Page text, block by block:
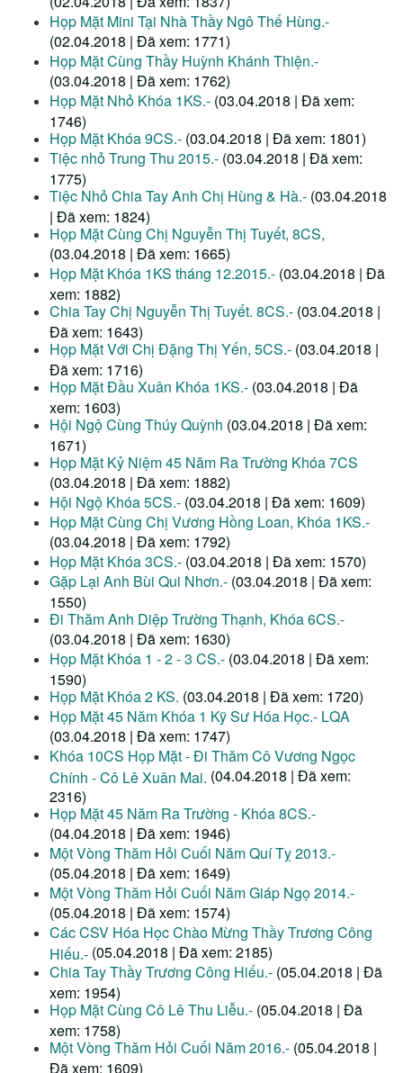
Họp Mặt Mini Tại Nhà Thầy Ngô Thế Hùng.-
(02.04.2018 | Đã xem: 1771)
Họp Mặt Cùng Thầy Huỳnh Khánh Thiện.-
(03.04.2018 | Đã xem: 1762)
Họp Mặt Nhỏ Khóa 1KS.- (03.04.2018 | Đã xem:
1746)
Họp Mặt Khóa 9CS.- (03.04.2018 | Đã xem: 1801)
Tiệc nhỏ Trung Thu 2015.- (03.04.2018 | Đã xem:
1775)
Tiệc Nhỏ Chia Tay Anh Chị Hùng & Hà.- (03.04.2018
| Đã xem: 1824)
Họp Mặt Cùng Chị Nguyễn Thị Tuyết, 8CS,
(03.04.2018 | Đã xem: 1665)
Họp Mặt Khóa 1KS tháng 12.2015.- (03.04.2018 | Đã
xem: 1882)
Chia Tay Chị Nguyễn Thị Tuyết. 8CS.- (03.04.2018 |
Đã xem: 1643)
Họp Mặt Với Chị Đặng Thị Yến, 5CS.- (03.04.2018 |
Đã xem: 1716)
Họp Mặt Đầu Xuân Khóa 1KS.- (03.04.2018 | Đã
xem: 1603)
Hội Ngộ Cùng Thúy Quỳnh (03.04.2018 | Đã xem:
1671)
Họp Mặt Kỷ Niệm 45 Năm Ra Trường Khóa 7CS
(03.04.2018 | Đã xem: 1882)
Hội Ngộ Khóa 5CS.- (03.04.2018 | Đã xem: 1609)
Họp Mặt Cùng Chị Vương Hồng Loan, Khóa 1KS.-
(03.04.2018 | Đã xem: 1792)
Họp Mặt Khóa 3CS.- (03.04.2018 | Đã xem: 1570)
Gặp Lại Anh Bùi Qui Nhơn.- (03.04.2018 | Đã xem:
1550)
Đi Thăm Anh Diệp Trường Thạnh, Khóa 6CS.-
(03.04.2018 | Đã xem: 1630)
Họp Mặt Khóa 1 - 2 - 3 CS.- (03.04.2018 | Đã xem:
1590)
Họp Mặt Khóa 2 KS. (03.04.2018 | Đã xem: 1720)
Họp Mặt 45 Năm Khóa 1 Kỹ Sư Hóa Học.- LQA
(03.04.2018 | Đã xem: 1747)
Khóa 10CS Họp Mặt - Đi Thăm Cô Vương Ngọc
Chính - Cô Lê Xuân Mai. (04.04.2018 | Đã xem:
2316)
Họp Mặt 45 Năm Ra Trường - Khóa 8CS.-
(04.04.2018 | Đã xem: 1946)
Một Vòng Thăm Hỏi Cuối Năm Quí Tỵ 2013.-
(05.04.2018 | Đã xem: 1649)
Một Vòng Thăm Hỏi Cuối Năm Giáp Ngọ 2014.-
(05.04.2018 | Đã xem: 1574)
Các CSV Hóa Học Chào Mừng Thầy Trương Công
Hiếu.- (05.04.2018 | Đã xem: 2185)
Chia Tay Thầy Trương Công Hiếu.- (05.04.2018 | Đã
xem: 1954)
Họp Mặt Cùng Cô Lê Thu Liễu.- (05.04.2018 | Đã
xem: 1758)
Một Vòng Thăm Hỏi Cuối Năm 2016.- (05.04.2018 |
Đã xem: 1609)